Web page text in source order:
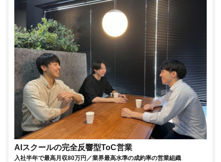
AIスクールの完全反響型ToC営業
入社半年で最高月収80万円／業界最高水準の成約率の営業組織